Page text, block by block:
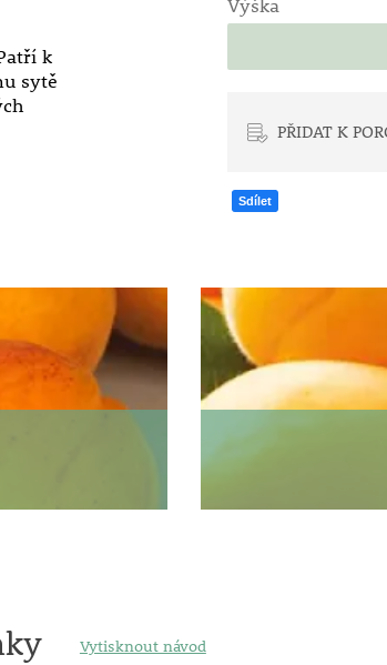
k
sytě
Výška
PŘIDAT K
Sdílet
Vytisknout návod